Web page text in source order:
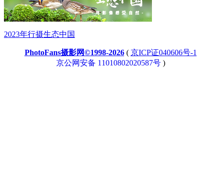
2023年行摄生态中国
PhotoFans摄影网©1998-2026( 京ICP证040606号-1
京公网安备 11010802020587号)